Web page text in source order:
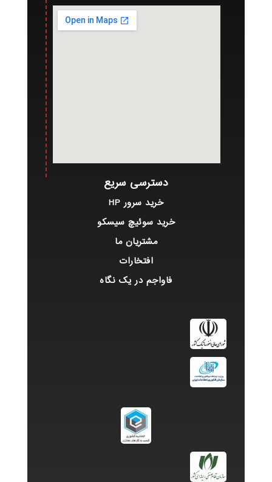
دسترسی سریع
خرید سرور HP
خرید سوئیچ سیسکو
مشتریان ما
افتخارات
فاواجم در یک نگاه